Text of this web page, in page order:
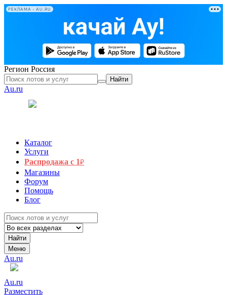
РЕКЛАМА • AU.RU
Регион Россия
Найти
Au.ru
Каталог
Услуги
Распродажа с 1₽
Магазины
Форум
Помощь
Блог
Найти
Меню
Au.ru
Au.ru
Разместить